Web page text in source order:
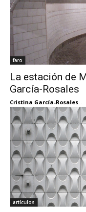
faro
La estación de
García-Rosales
Cristina García-Rosales -
artículos